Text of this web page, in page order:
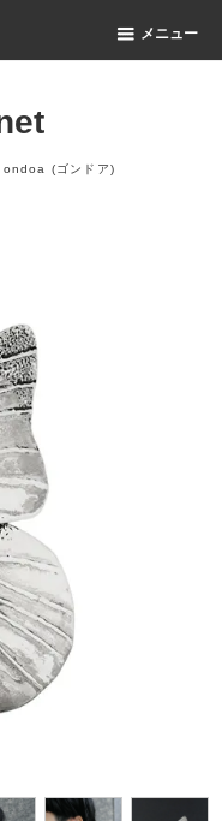
メニュー
(ゴンドア)